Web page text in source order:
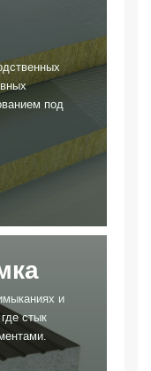
под
и
стык